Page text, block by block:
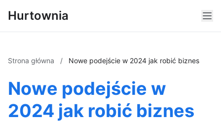
Hurtownia
Strona główna / Nowe podejście w 2024 jak robić biznes
Nowe podejście w
2024 jak robić biznes